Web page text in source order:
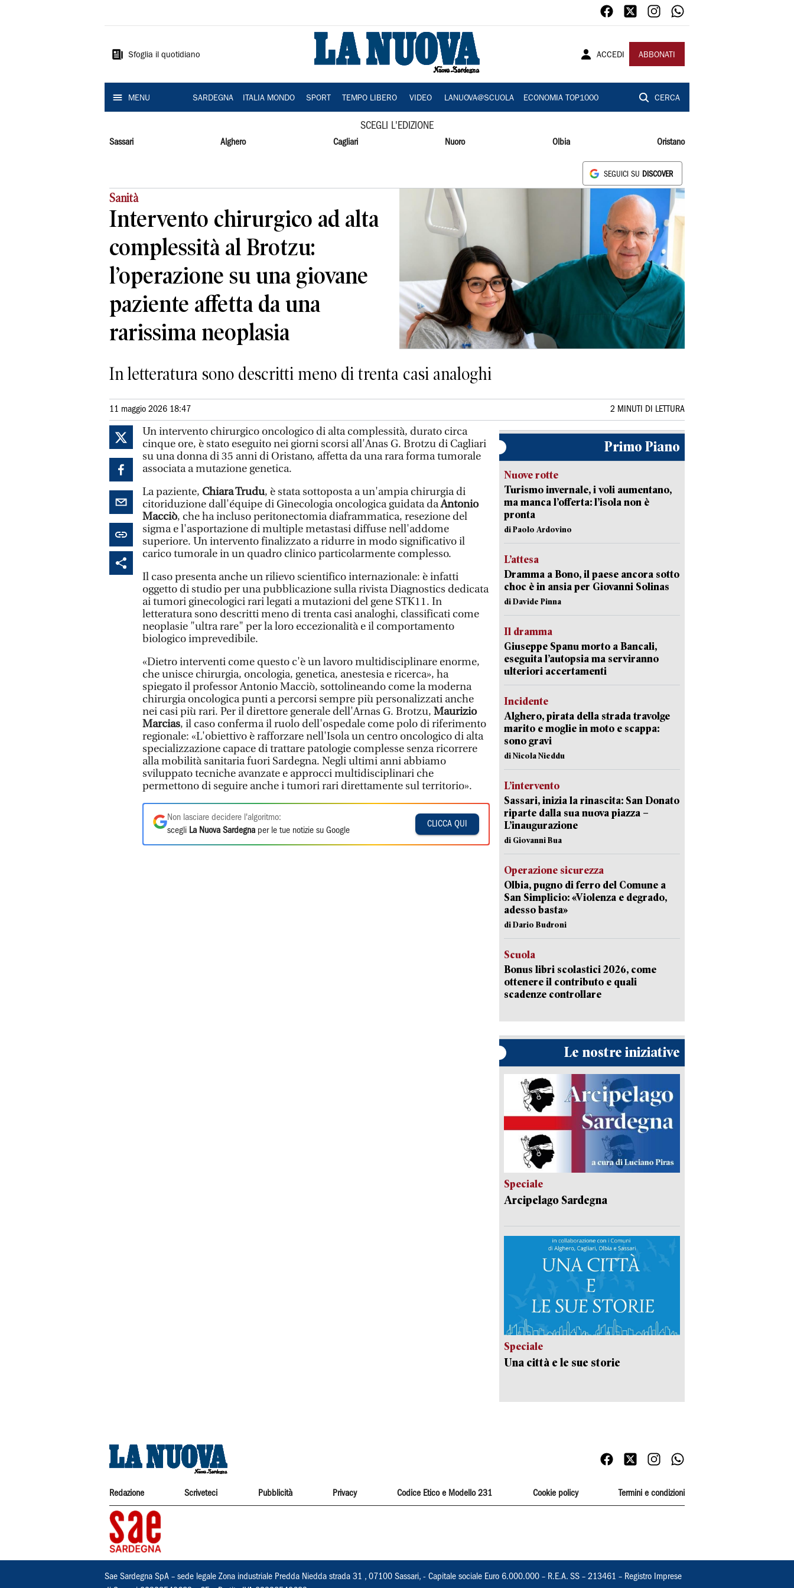
Sardegna
Sfoglia il quotidiano ACCEDI ABBONATI
MENU SARDEGNA ITALIA MONDO SPORT TEMPO LIBERO VIDEO LANUOVA@SCUOLA ECONOMIA TOP1000 CERCA
SCEGLI L'EDIZIONE
Sassari Alghero Cagliari Nuoro Olbia Oristano
SEGUICI SU DISCOVER
Sanità
Intervento chirurgico ad alta
complessità al Brotzu:
l’operazione su una giovane
paziente affetta da una
rarissima neoplasia
In letteratura sono descritti meno di trenta casi analoghi
11 maggio 2026 18:47 2 MINUTI DI LETTURA
Un intervento chirurgico oncologico di alta complessità, durato circa
cinque ore, è stato eseguito nei giorni scorsi all'Anas G. Brotzu di Cagliari
su una donna di 35 anni di Oristano, affetta da una rara forma tumorale
associata a mutazione genetica.
La paziente, Chiara Trudu, è stata sottoposta a un'ampia chirurgia di
citoriduzione dall'équipe di Ginecologia oncologica guidata daAntonio
Macciò, che ha incluso peritonectomia diaframmatica, resezione del
sigma e l'asportazione di multiple metastasi diffuse nell'addome
superiore. Un intervento finalizzato a ridurre in modo significativo il
carico tumorale in un quadro clinico particolarmente complesso.
Il caso presenta anche un rilievo scientifico internazionale: è infatti
oggetto di studio per una pubblicazione sulla rivista Diagnostics dedicata
ai tumori ginecologici rari legati a mutazioni del gene STK11. In
letteratura sono descritti meno di trenta casi analoghi, classificati come
neoplasie "ultra rare" per la loro eccezionalità e il comportamento
biologico imprevedibile.
«Dietro interventi come questo c'è un lavoro multidisciplinare enorme,
che unisce chirurgia, oncologia, genetica, anestesia e ricerca», ha
spiegato il professor Antonio Macciò, sottolineando come la moderna
chirurgia oncologica punti a percorsi sempre più personalizzati anche
nei casi più rari. Per il direttore generale dell'Arnas G. Brotzu, Maurizio
Marcias, il caso conferma il ruolo dell'ospedale come polo di riferimento
regionale: «L'obiettivo è rafforzare nell'Isola un centro oncologico di alta
specializzazione capace di trattare patologie complesse senza ricorrere
alla mobilità sanitaria fuori Sardegna. Negli ultimi anni abbiamo
sviluppato tecniche avanzate e approcci multidisciplinari che
permettono di seguire anche i tumori rari direttamente sul territorio».
Non lasciare decidere l'algoritmo:
scegli La Nuova Sardegna per le tue notizie su Google
CLICCA QUI
Primo Piano
Nuove rotte
Turismo invernale, i voli aumentano,
ma manca l’offerta: l’isola non è
pronta
di Paolo Ardovino
L’attesa
Dramma a Bono, il paese ancora sotto
choc è in ansia per Giovanni Solinas
di Davide Pinna
Il dramma
Giuseppe Spanu morto a Bancali,
eseguita l’autopsia ma serviranno
ulteriori accertamenti
Incidente
Alghero, pirata della strada travolge
marito e moglie in moto e scappa:
sono gravi
di Nicola Nieddu
L’intervento
Sassari, inizia la rinascita: San Donato
riparte dalla sua nuova piazza –
L’inaugurazione
di Giovanni Bua
Operazione sicurezza
Olbia, pugno di ferro del Comune a
San Simplicio: «Violenza e degrado,
adesso basta»
di Dario Budroni
Scuola
Bonus libri scolastici 2026, come
ottenere il contributo e quali
scadenze controllare
Le nostre iniziative
Speciale
Arcipelago Sardegna
Speciale
Una città e le sue storie
Redazione Scriveteci Pubblicità Privacy Codice Etico e Modello 231 Cookie policy Termini e condizioni
Sae Sardegna SpA – sede legale Zona industriale Predda Niedda strada 31 , 07100 Sassari, - Capitale sociale Euro 6.000.000 – R.E.A. SS – 213461 – Registro Imprese